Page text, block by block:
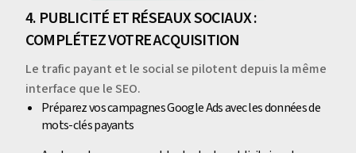
4. PUBLICITÉ ET RÉSEAUX SOCIAUX :
COMPLÉTEZ VOTRE ACQUISITION
Le trafic payant et le social se pilotent depuis la même
interface que le SEO.
Préparez vos campagnes Google Ads avec les données de
mots-clés payants